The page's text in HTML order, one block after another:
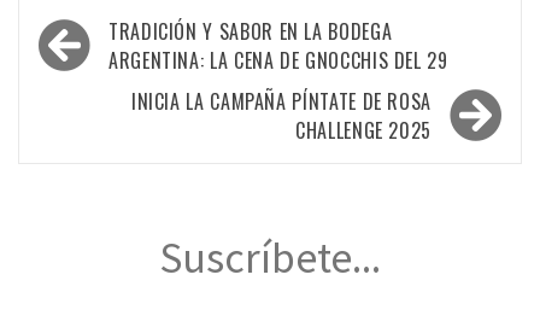
Navegación
de
entradas
TRADICIÓN Y SABOR EN LA BODEGA
ARGENTINA: LA CENA DE GNOCCHIS DEL 29
INICIA LA CAMPAÑA PÍNTATE DE ROSA
CHALLENGE 2025
Suscríbete...